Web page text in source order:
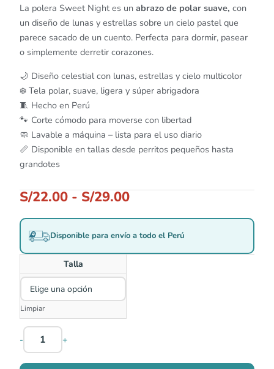
La polera Sweet Night es un abrazo de polar suave, con
un diseño de lunas y estrellas sobre un cielo pastel que
parece sacado de un cuento. Perfecta para dormir, pasear
o simplemente derretir corazones.
🌙 Diseño celestial con lunas, estrellas y cielo multicolor
❄️ Tela polar, suave, ligera y súper abrigadora
🧵 Hecho en Perú
🐾 Corte cómodo para moverse con libertad
🧼 Lavable a máquina – lista para el uso diario
📏 Disponible en tallas desde perritos pequeños hasta
grandotes
S/22.00 - S/29.00
Disponible para envío a todo el Perú
Talla
Limpiar
- +